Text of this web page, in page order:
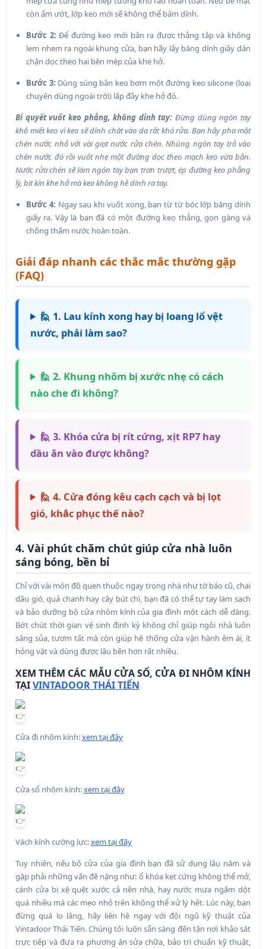
còn ẩm ướt, lớp keo mới sẽ không thể bám dính.
Bước 2: Để đường keo mới bắn ra được thẳng tắp và không
lem nhem ra ngoài khung cửa, bạn hãy lấy băng dính giấy dán
chặn dọc theo hai bên mép của khe hở.
Bước 3: Dùng súng bắn keo bơm một đường keo silicone (loại
chuyên dùng ngoài trời) lấp đầy khe hở đó.
Bí quyết vuốt keo phẳng, không dính tay: Đừng dùng ngón tay
khô miết keo vì keo sẽ dính chặt vào da rất khó rửa. Bạn hãy pha một
chén nước nhỏ với vài giọt nước rửa chén. Nhúng ngón tay trỏ vào
chén nước đó rồi vuốt nhẹ một đường dọc theo mạch keo vừa bắn.
Nước rửa chén sẽ làm ngón tay bạn trơn trượt, ép đường keo phẳng
lỳ, bịt kín khe hở mà keo không hề dính ra tay.
Bước 4: Ngay sau khi vuốt xong, bạn từ từ bóc lớp băng dính
giấy ra. Vậy là bạn đã có một đường keo thẳng, gọn gàng và
chống thấm nước hoàn toàn.
Giải đáp nhanh các thắc mắc thường gặp
(FAQ)
🙋 1. Lau kính xong hay bị loang lổ vệt
nước, phải làm sao?
🙋 2. Khung nhôm bị xước nhẹ có cách
nào che đi không?
🙋 3. Khóa cửa bị rít cứng, xịt RP7 hay
dầu ăn vào được không?
🙋 4. Cửa đóng kêu cạch cạch và bị lọt
gió, khắc phục thế nào?
4. Vài phút chăm chút giúp cửa nhà luôn
sáng bóng, bền bỉ
Chỉ với vài món đồ quen thuộc ngay trong nhà như tờ báo cũ, chai
dầu gió, quả chanh hay cây bút chì, bạn đã có thể tự tay làm sạch
và bảo dưỡng bộ cửa nhôm kính của gia đình một cách dễ dàng.
Bớt chút thời gian vệ sinh định kỳ không chỉ giúp ngôi nhà luôn
sáng sủa, tươm tất mà còn giúp hệ thống cửa vận hành êm ái, ít
hỏng vặt và dùng được lâu bền hơn rất nhiều.
XEM THÊM CÁC MẪU CỬA SỔ, CỬA ĐI NHÔM KÍNH
TẠIVINTADOOR THÁI TIẾN
Cửa đi nhôm kính:xem tại đây
Cửa sổ nhôm kính:xem tại đây
Vách kính cường lực:xem tại đây
Tuy nhiên, nếu bộ cửa của gia đình bạn đã sử dụng lâu năm và
gặp phải những vấn đề nặng như: ổ khóa kẹt cứng không thể mở,
cánh cửa bị xệ quệt xước cả nền nhà, hay nước mưa ngấm dột
quá nhiều mà các mẹo nhỏ trên không thể xử lý hết. Lúc này, bạn
đừng quá lo lắng, hãy liên hệ ngay với đội ngũ kỹ thuật của
Vintadoor Thái Tiến. Chúng tôi luôn sẵn sàng đến tận nơi khảo sát
trực tiếp và đưa ra phương án sửa chữa, bảo trì chuẩn kỹ thuật,